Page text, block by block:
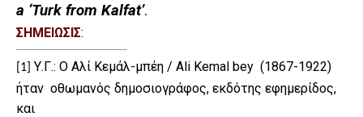
a ‘Turk from Kalfat’.
ΣΗΜΕΙΩΣΙΣ:
[1] Υ.Γ.: Ο Αλί Κεμάλ-μπέη / Ali Kemal bey (1867-1922)
ήταν οθωμανός δημοσιογράφος, εκδότης εφημερίδος,
και